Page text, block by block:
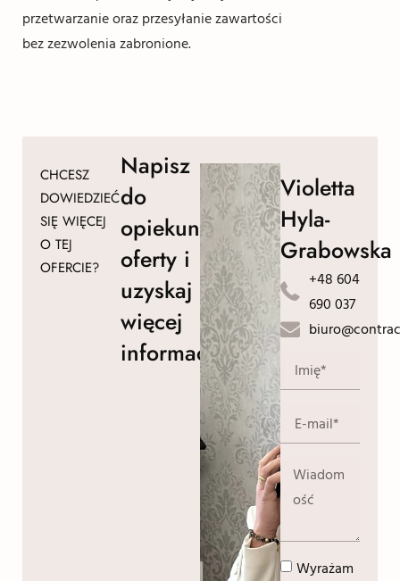
przetwarzanie oraz przesyłanie zawartości
bez zezwolenia zabronione.
CHCESZ
DOWIEDZIEĆ
SIĘ WIĘCEJ
O TEJ
OFERCIE?
Napisz
do
opiekuna
oferty i
uzyskaj
więcej
informacji!
Violetta
Hyla-
Grabowska
+48 604
690 037
Wyrażam